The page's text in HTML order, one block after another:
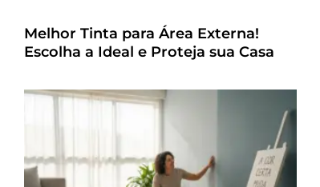
Melhor Tinta para Área Externa!
Escolha a Ideal e Proteja sua Casa